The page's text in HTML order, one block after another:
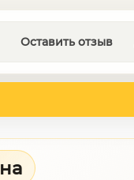
Оставить отзыв